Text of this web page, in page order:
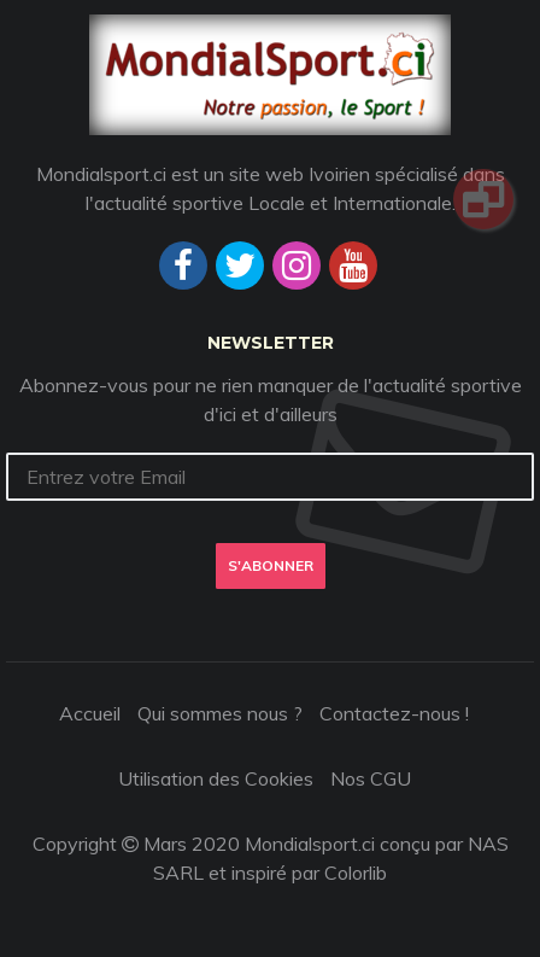
Mondialsport.ci est un site web Ivoirien spécialisé dans
l'actualité sportive Locale et Internationale.
NEWSLETTER
Abonnez-vous pour ne rien manquer de l'actualité sportive
d'ici et d'ailleurs
S'ABONNER
Accueil Qui sommes nous ? Contactez-nous !
Utilisation des Cookies Nos CGU
Copyright
Mars 2020 Mondialsport.ci conçu par NAS
SARL et inspiré parColorlib